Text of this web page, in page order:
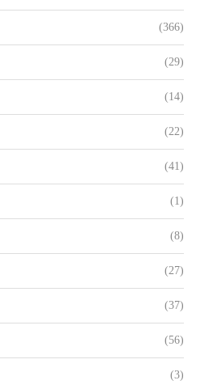
(366)
(29)
(14)
(22)
(41)
(1)
(8)
(27)
(37)
(56)
(3)